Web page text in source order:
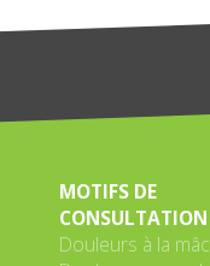
MOTIFS DE
CONSULTATION
Douleurs à la